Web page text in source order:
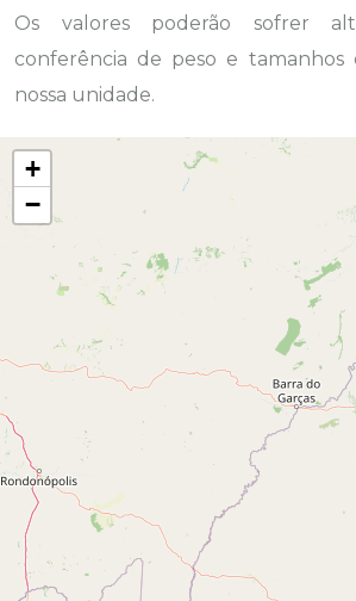
Os valores poderão sofrer
conferência de peso e tamanhos
nossa unidade.
+
−